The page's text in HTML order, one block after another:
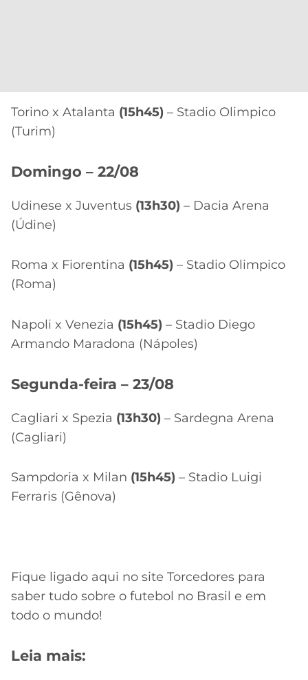
Torino x Atalanta (15h45) – Stadio Olimpico
(Turim)
Domingo – 22/08
Udinese x Juventus (13h30) – Dacia Arena
(Údine)
Roma x Fiorentina (15h45) – Stadio Olimpico
(Roma)
Napoli x Venezia (15h45) – Stadio Diego
Armando Maradona (Nápoles)
Segunda-feira – 23/08
Cagliari x Spezia (13h30) – Sardegna Arena
(Cagliari)
Sampdoria x Milan (15h45) – Stadio Luigi
Ferraris (Gênova)
Fique ligado aqui no site Torcedores para
saber tudo sobre o futebol no Brasil e em
todo o mundo!
Leia mais: